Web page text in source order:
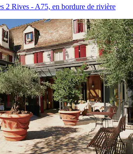
2 Rives - A75, en bordure de rivière